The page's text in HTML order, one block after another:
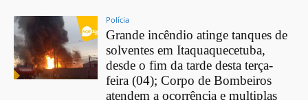
Polícia
Grande incêndio atinge tanques de
solventes em Itaquaquecetuba,
desde o fim da tarde desta terça-
feira (04); Corpo de Bombeiros
atendem a ocorrência e multiplas